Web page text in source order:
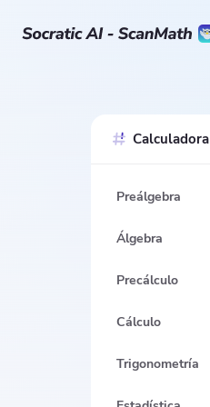
Calculadora
Preálgebra
Álgebra
Precálculo
Cálculo
Trigonometría